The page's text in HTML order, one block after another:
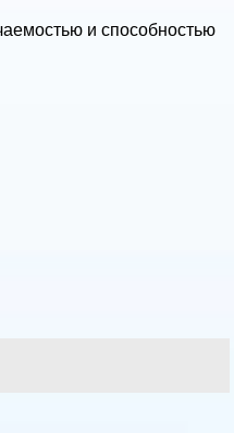
и способностью